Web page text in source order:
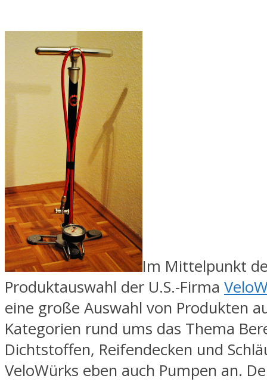
Im Mittelpunkt
Produktauswahl der U.S.-Firma
eine große Auswahl von Produkten
Kategorien rund ums das Thema
Dichtstoffen, Reifendecken und
VeloWürks eben auch Pumpen an.